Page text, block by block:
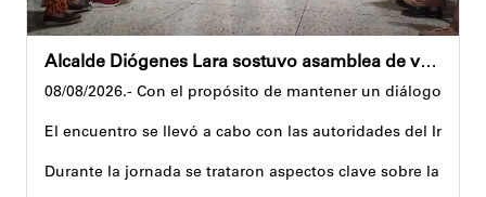
Alcalde Diógenes Lara sostuvo asamblea de vecinos con juntas de condominio de Palo Verde
08/08/2026.- Con el propósito de mantener un diálogo
El encuentro se llevó a cabo con las autoridades del
Durante la jornada se trataron aspectos clave sobre la